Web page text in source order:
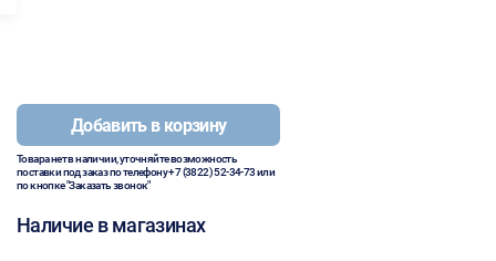
Добавить в корзину
Товара нет в наличии, уточняйте возможность
поставки под заказ по телефону+7 (3822) 52-34-73или
по кнопке "Заказать звонок"
Наличие в магазинах